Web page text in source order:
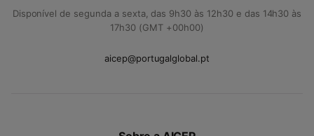
Disponível de segunda a sexta, das 9h30 às 12h30 e das 14h30 às
17h30 (GMT +00h00)
aicep@portugalglobal.pt